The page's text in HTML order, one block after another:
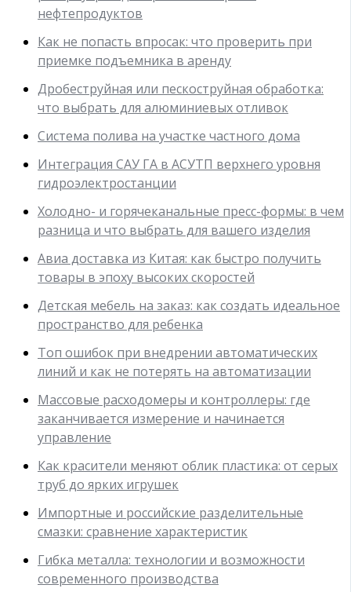
нефтепродуктов
Как не попасть впросак: что проверить при
приемке подъемника в аренду
Дробеструйная или пескоструйная обработка:
что выбрать для алюминиевых отливок
Система полива на участке частного дома
Интеграция САУ ГА в АСУТП верхнего уровня
гидроэлектростанции
Холодно- и горячеканальные пресс-формы: в чем
разница и что выбрать для вашего изделия
Авиа доставка из Китая: как быстро получить
товары в эпоху высоких скоростей
Детская мебель на заказ: как создать идеальное
пространство для ребенка
Топ ошибок при внедрении автоматических
линий и как не потерять на автоматизации
Массовые расходомеры и контроллеры: где
заканчивается измерение и начинается
управление
Как красители меняют облик пластика: от серых
труб до ярких игрушек
Импортные и российские разделительные
смазки: сравнение характеристик
Гибка металла: технологии и возможности
современного производства